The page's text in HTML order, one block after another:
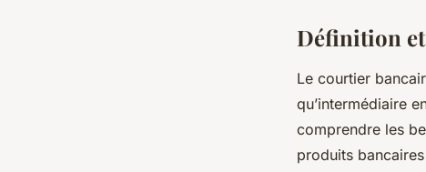
Définition
Le courtier
qu’intermédiaire
comprendre les
produits